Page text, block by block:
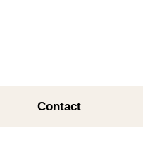
Contact